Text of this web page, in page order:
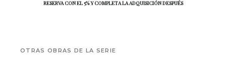
RESERVA CON EL 5% Y COMPLETA LA ADQUISICIÓN DESPUÉS
OTRAS OBRAS DE LA SERIE